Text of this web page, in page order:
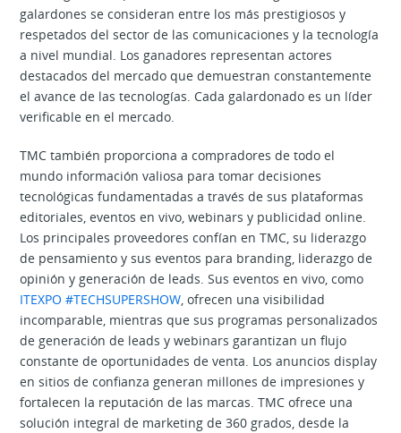
galardones se consideran entre los más prestigiosos y
respetados del sector de las comunicaciones y la tecnología
a nivel mundial. Los ganadores representan actores
destacados del mercado que demuestran constantemente
el avance de las tecnologías. Cada galardonado es un líder
verificable en el mercado.
TMC también proporciona a compradores de todo el
mundo información valiosa para tomar decisiones
tecnológicas fundamentadas a través de sus plataformas
editoriales, eventos en vivo, webinars y publicidad online.
Los principales proveedores confían en TMC, su liderazgo
de pensamiento y sus eventos para branding, liderazgo de
opinión y generación de leads. Sus eventos en vivo, como
ITEXPO #TECHSUPERSHOW , ofrecen una visibilidad
incomparable, mientras que sus programas personalizados
de generación de leads y webinars garantizan un flujo
constante de oportunidades de venta. Los anuncios display
en sitios de confianza generan millones de impresiones y
fortalecen la reputación de las marcas. TMC ofrece una
solución integral de marketing de 360 grados, desde la